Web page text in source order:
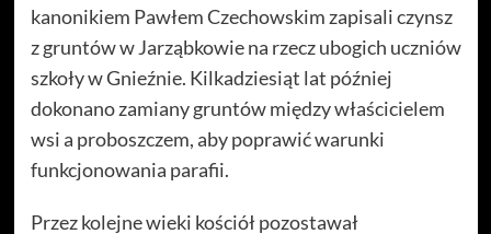
kanonikiem Pawłem Czechowskim zapisali czynsz
z gruntów w Jarząbkowie na rzecz ubogich uczniów
szkoły w Gnieźnie. Kilkadziesiąt lat później
dokonano zamiany gruntów między właścicielem
wsi a proboszczem, aby poprawić warunki
funkcjonowania parafii.
Przez kolejne wieki kościół pozostawał